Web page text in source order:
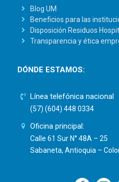
Blog UM
Beneficios para las
Disposición Residuos
Transparencia y ética
DÓNDE ESTAMOS:
Línea telefónica nacional
(57) (604) 448 0334
Oficina principal:
Calle 61 Sur N° 48A – 25
Sabaneta, Antioquia –